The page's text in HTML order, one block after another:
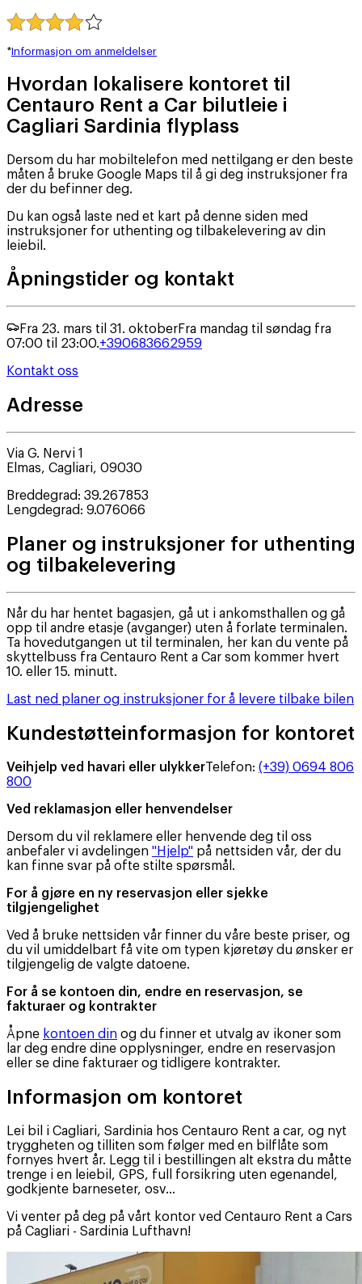
*Informasjon om anmeldelser
Hvordan lokalisere kontoret til
Centauro Rent a Car bilutleie i
Cagliari Sardinia flyplass
Dersom du har mobiltelefon med nettilgang er den beste
måten å bruke Google Maps til å gi deg instruksjoner fra
der du befinner deg.
Du kan også laste ned et kart på denne siden med
instruksjoner for uthenting og tilbakelevering av din
leiebil.
Åpningstider og kontakt
Fra 23. mars til 31. oktoberFra mandag til søndag fra
07:00 til 23:00.+390683662959
Kontakt oss
Adresse
Via G. Nervi 1
Elmas, Cagliari, 09030
Breddegrad: 39.267853
Lengdegrad: 9.076066
Planer og instruksjoner for uthenting
og tilbakelevering
Når du har hentet bagasjen, gå ut i ankomsthallen og gå
opp til andre etasje (avganger) uten å forlate terminalen.
Ta hovedutgangen ut til terminalen, her kan du vente på
skyttelbuss fra Centauro Rent a Car som kommer hvert
10. eller 15. minutt.
Last ned planer og instruksjoner for å levere tilbake bilen
Kundestøtteinformasjon for kontoret
Veihjelp ved havari eller ulykkerTelefon: (+39) 0694 806
800
Ved reklamasjon eller henvendelser
Dersom du vil reklamere eller henvende deg til oss
anbefaler vi avdelingen "Hjelp" på nettsiden vår, der du
kan finne svar på ofte stilte spørsmål.
For å gjøre en ny reservasjon eller sjekke
tilgjengelighet
Ved å bruke nettsiden vår finner du våre beste priser, og
du vil umiddelbart få vite om typen kjøretøy du ønsker er
tilgjengelig de valgte datoene.
For å se kontoen din, endre en reservasjon, se
fakturaer og kontrakter
Åpne kontoen din og du finner et utvalg av ikoner som
lar deg endre dine opplysninger, endre en reservasjon
eller se dine fakturaer og tidligere kontrakter.
Informasjon om kontoret
Lei bil i Cagliari, Sardinia hos Centauro Rent a car, og nyt
tryggheten og tilliten som følger med en bilflåte som
fornyes hvert år. Legg til i bestillingen alt ekstra du måtte
trenge i en leiebil, GPS, full forsikring uten egenandel,
godkjente barneseter, osv...
Vi venter på deg på vårt kontor ved Centauro Rent a Cars
på Cagliari - Sardinia Lufthavn!